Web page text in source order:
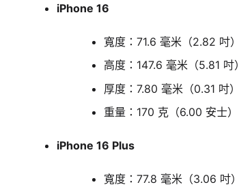
iPhone 16
寬度：71.6 毫米（2.82 吋）
高度：147.6 毫米（5.81 吋）
厚度：7.80 毫米（0.31 吋）
重量：170 克（6.00 安士）
iPhone 16 Plus
寬度：77.8 毫米（3.06 吋）